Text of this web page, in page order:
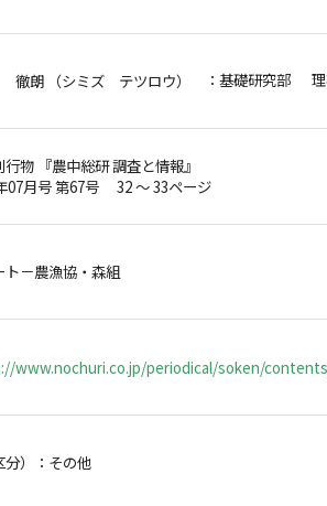
朗 （シミズ テツロウ） ：基礎研究部 理
行物 『農中総研 調査と情報』
07月号 第67号 32 ～ 33ページ
ト－農漁協・森組
www.nochuri.co.jp/periodical/soken/
分）：その他